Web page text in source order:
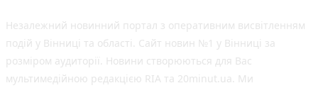
Незалежний новинний портал з оперативним висвітленням
подій у Вінниці та області. Сайт новин №1 у Вінниці за
розміром аудиторії. Новини створюються для Вас
мультимедійною редакцією RIA та 20minut.ua. Ми